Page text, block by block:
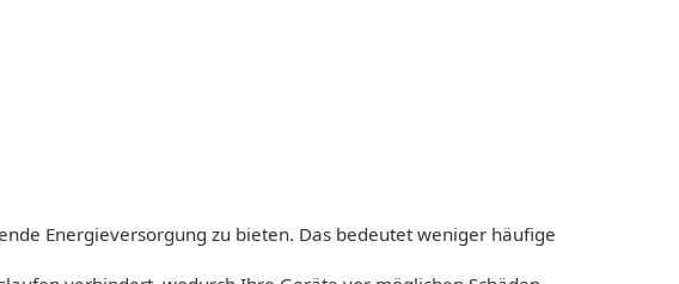
Energieversorgung zu bieten. Das bedeutet weniger häufige